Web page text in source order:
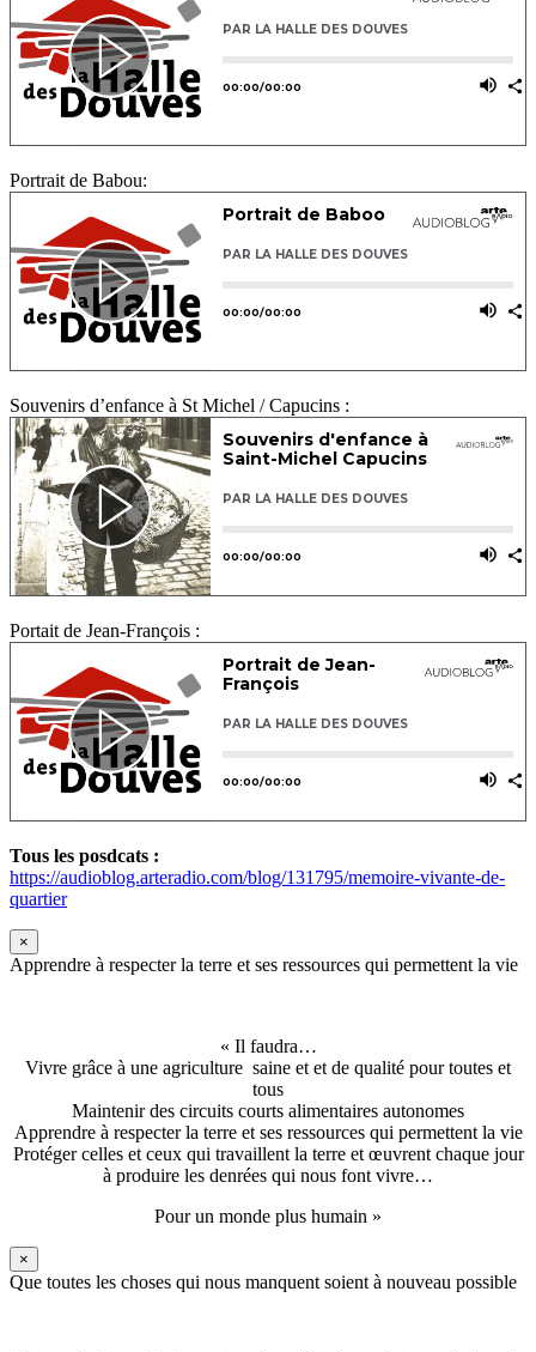
Portrait de Babou:
Souvenirs d’enfance à St Michel / Capucins :
Portait de Jean-François :
Tous les posdcats :
https://audioblog.arteradio.com/blog/131795/memoire-vivante-de-
quartier
×
Apprendre à respecter la terre et ses ressources qui permettent la vie
« Il faudra…
Vivre grâce à une agriculture saine et et de qualité pour toutes et
tous
Maintenir des circuits courts alimentaires autonomes
Apprendre à respecter la terre et ses ressources qui permettent la vie
Protéger celles et ceux qui travaillent la terre et œuvrent chaque jour
à produire les denrées qui nous font vivre…
Pour un monde plus humain »
×
Que toutes les choses qui nous manquent soient à nouveau possible